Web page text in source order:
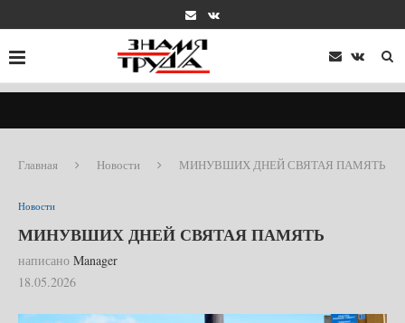
Главная Новости МИНУВШИХ ДНЕЙ СВЯТАЯ ПАМЯТЬ
Новости
МИНУВШИХ ДНЕЙ СВЯТАЯ ПАМЯТЬ
написано Manager
18.05.2026